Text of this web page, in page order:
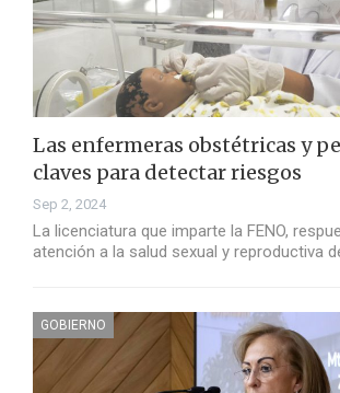
Las enfermeras obstétricas y
claves para detectar riesgos
Sep 2, 2024
La licenciatura que imparte la FENO,
atención a la salud sexual y reproductiva
GOBIERNO